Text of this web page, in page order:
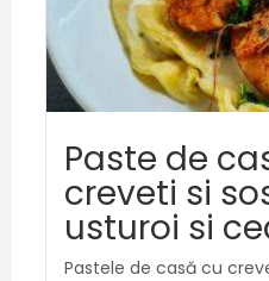
Paste de
creveti si
usturoi si
Pastele de casă cu